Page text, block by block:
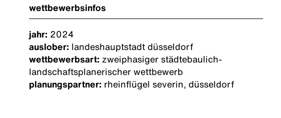
wettbewerbsinfos
jahr: 2024
auslober: landeshauptstadt düsseldorf
wettbewerbsart: zweiphasiger städtebaulich-
landschaftsplanerischer wettbewerb
planungspartner: rheinflügel severin, düsseldorf